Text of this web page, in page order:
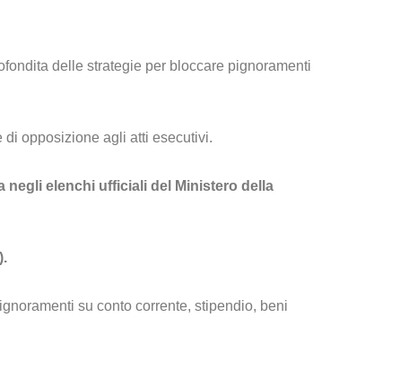
delle strategie per bloccare pignoramenti
di opposizione agli atti esecutivi.
negli elenchi ufficiali del Ministero della
su conto corrente, stipendio, beni